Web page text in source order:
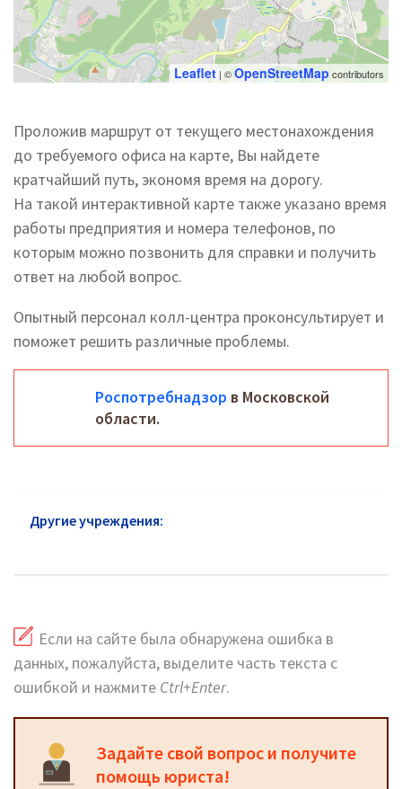
Leaflet | ©OpenStreetMap contributors
Проложив маршрут от текущего местонахождения
до требуемого офиса на карте, Вы найдете
кратчайший путь, экономя время на дорогу.
На такой интерактивной карте также указано время
работы предприятия и номера телефонов, по
которым можно позвонить для справки и получить
ответ на любой вопрос.
Опытный персонал колл-центра проконсультирует и
поможет решить различные проблемы.
Роспотребнадзор в Московской
области.
Другие учреждения:
Если на сайте была обнаружена ошибка в
данных, пожалуйста, выделите часть текста с
ошибкой и нажмите Ctrl+Enter.
Задайте свой вопрос и получите
помощь юриста!